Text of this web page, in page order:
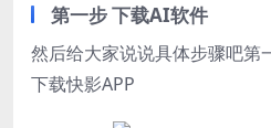
第一步 下载AI软件
然后给大家说说具体步骤吧第
下载快影APP